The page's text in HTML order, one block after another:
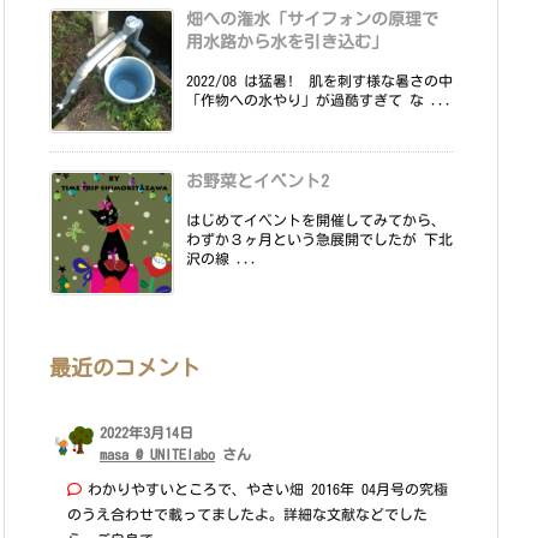
畑への潅水「サイフォンの原理で
用水路から水を引き込む」
2022/08 は猛暑! 肌を刺す様な暑さの中
「作物への水やり」が過酷すぎて な ...
お野菜とイベント2
はじめてイベントを開催してみてから、
わずか３ヶ月という急展開でしたが 下北
沢の線 ...
最近のコメント
2022年3月14日
masa @ UNITElabo さん
わかりやすいところで、やさい畑 2016年 04月号の究極
のうえ合わせで載ってましたよ。詳細な文献などでした